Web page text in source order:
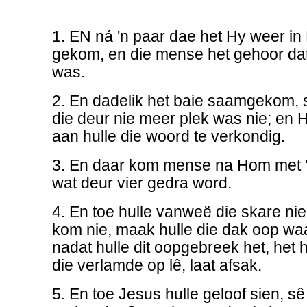
1. EN ná 'n paar dae het Hy weer in
gekom, en die mense het gehoor
was.
2. En dadelik het baie saamgekom,
die deur nie meer plek was nie; en
aan hulle die woord te verkondig.
3. En daar kom mense na Hom met
wat deur vier gedra word.
4. En toe hulle vanweë die skare
kom nie, maak hulle die dak oop
nadat hulle dit oopgebreek het, het
die verlamde op lê, laat afsak.
5. En toe Jesus hulle geloof sien,